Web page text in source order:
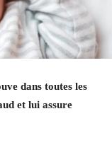
dans toutes les
et lui assure